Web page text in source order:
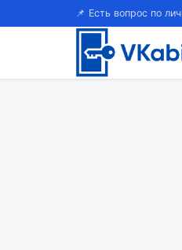
📌 Есть вопрос по